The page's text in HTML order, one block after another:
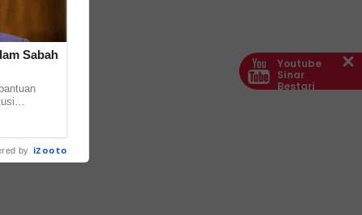
Youtube
Sinar
Bestari
Sabah
by iZooto